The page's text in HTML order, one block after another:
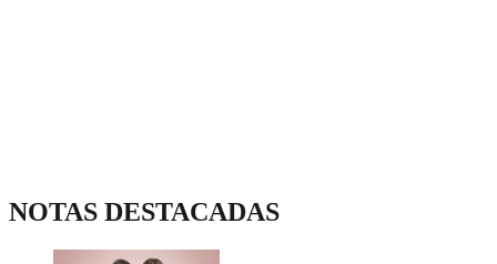
NOTAS DESTACADAS